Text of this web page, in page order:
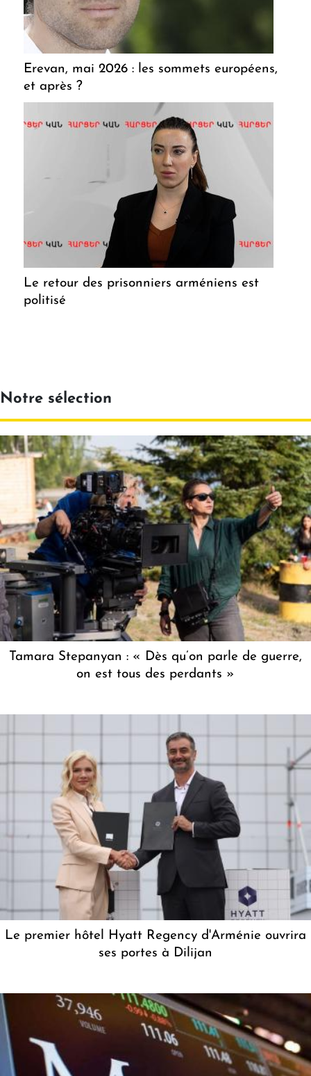
Erevan, mai 2026 : les sommets européens,
et après ?
Le retour des prisonniers arméniens est
politisé
Notre sélection
Tamara Stepanyan : « Dès qu’on parle de guerre,
on est tous des perdants »
Le premier hôtel Hyatt Regency d'Arménie ouvrira
ses portes à Dilijan